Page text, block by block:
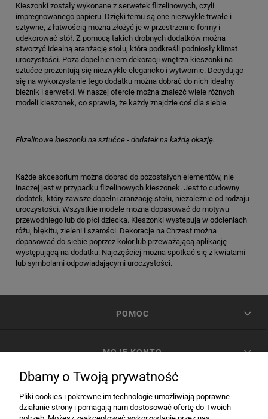
Kieszonki zostały wykonane z serwetek flizelinowych, czyli
impregnowanego papieru. Dzięki temu są one niezwykle trwałe i
sztywne, z łatwością można złożyć je w przestrzenne formy i
udekorować stół. Z pomocą takich drobnych dodatków można
stworzyć idealną aranżację stołu, która podkreśli podniosły klimat
uroczystości. Poza dopełnieniem dekoracji wnętrza kieszonki na
sztućce prezentują się niezwykle elegancko i wytwornie. Decydując
się na wykorzystanie tego dodatku można dobrać do nich idealny
bieżnik i serwetki. W naszej ofercie można znaleźć wiele różnych
modeli kieszonek, co sprawia, że każdy znajdzie coś dla siebie.
Flizelinowe kieszonki na sztućce - dodatek na każdą okazję.
Każde akcesorium można dobrać do pozostałych elementów, nie
inaczej jest w przypadku flizelinowych kieszonek. Jest to cudowny
dodatek, który zawsze dopełni aranżację stołu, niezależnie od rodzaju
uroczystości. Wszystkie modele można dopasować do motywu
przewodniego lub do płci dziecka. Kieszonki występują w odcieniach
różu, błękitu, zieleni i szarości. Dekoracje na Chrzest można
dopasować do siebie poprzez kolor lub przeważającą aplikację
występującą na dodatku. Najczęściej można spotkać się z kwiatami
lub symbolami odpowiadającymi uroczystości.
POMOC
MOJE KONTO
Dbamy o Twoją prywatność
Pliki cookies i pokrewne im technologie umożliwiają poprawne
działanie strony i pomagają nam dostosować ofertę do Twoich